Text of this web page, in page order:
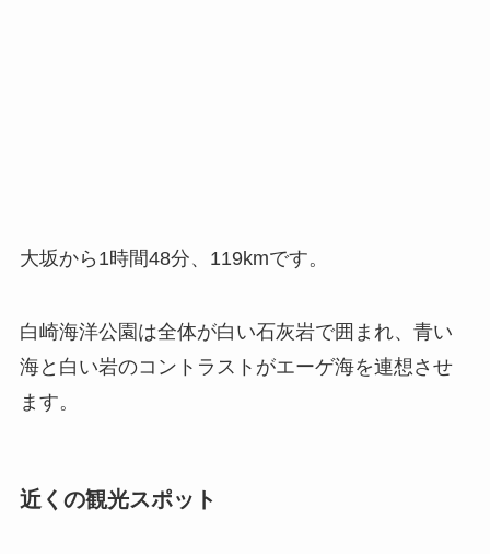
大坂から1時間48分、119kmです。
白崎海洋公園は全体が白い石灰岩で囲まれ、青い
海と白い岩のコントラストがエーゲ海を連想させ
ます。
近くの観光スポット